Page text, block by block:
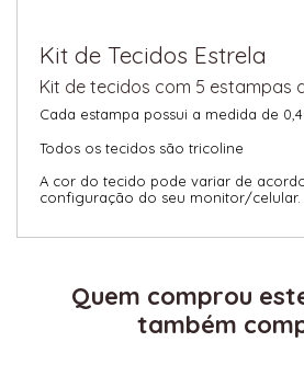
Kit de Tecidos Estrela
Kit de tecidos com 5 estampas
Cada estampa possui a medida de
Todos os tecidos são tricoline
A cor do tecido pode variar de
configuração do seu monitor/celular.
Quem comprou
também